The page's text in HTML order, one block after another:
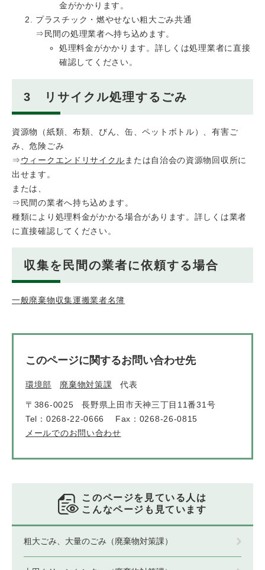
金がかかります。
プラスチック・燃やせない粗大ごみ共通
⇒民間の処理業者へ持ち込めます。
処理料金がかかります。詳しくは処理業者に直接
確認してください。
3 リサイクル処理するごみ
資源物（紙類、布類、びん、缶、ペットボトル）、有害ご
み、危険ごみ
⇒ウィークエンドリサイクル または自治会の資源物回収所に
出せます。
または、
⇒民間の業者へ持ち込めます。
種類により処理料金がかかる場合があります。詳しくは業者
に直接確認してください。
収集を民間の業者に依頼する場合
一般廃棄物収集運搬業者名簿
このページに関するお問い合わせ先
環境部 廃棄物対策課 代表
〒386-0025
長野県上田市天神三丁目11番31号
Tel：0268-22-0666
Fax：0268-26-0815
メールでのお問い合わせ
このページを見ている人は
こんなページも見ています
粗大ごみ、大量のごみ（廃棄物対策課）